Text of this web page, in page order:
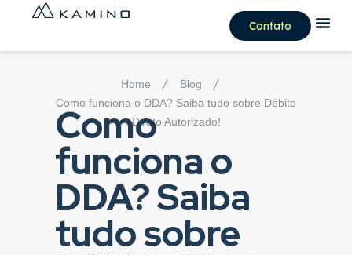
Contato
Home / Blog /
Como funciona o DDA? Saiba tudo sobre Débito
Direto Autorizado!
Como
funciona o
DDA? Saiba
tudo sobre